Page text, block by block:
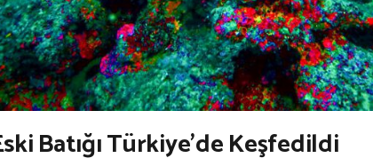
Batığı Türkiye’de Keşfedildi